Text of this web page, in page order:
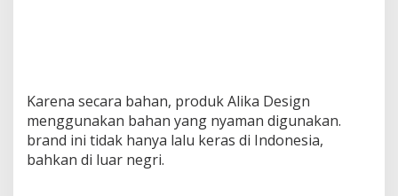
Karena secara bahan, produk Alika Design
menggunakan bahan yang nyaman digunakan.
brand ini tidak hanya lalu keras di Indonesia,
bahkan di luar negri.